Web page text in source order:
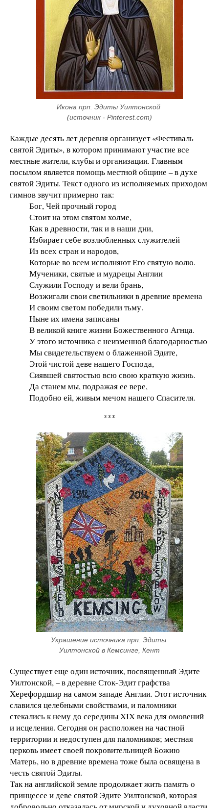
Икона прп. Эдиты Уилтонской
(источник - Pinterest.com)
Каждые десять лет деревня организует «Фестиваль
святой Эдиты», в котором принимают участие все
местные жители, клубы и организации. Главным
посылом является помощь местной общине – в духе
святой Эдиты. Текст одного из исполняемых приходом
гимнов звучит примерно так:
Бог, Чей прочный город
Стоит на этом святом холме,
Как в древности, так и в наши дни,
Избирает себе возлюбленных служителей
Из всех стран и народов,
Которые во всем исполняют Его святую волю.
Мученики, святые и мудрецы Англии
Служили Господу и вели брань,
Возжигали свои светильники в древние времена
И своим светом победили тьму.
Ныне их имена записаны
В великой книге жизни Божественного Агнца.
У этого источника с неизменной благодарностью
Мы свидетельствуем о блаженной Эдите,
Этой чистой деве нашего Господа,
Сиявшей святостью всю свою краткую жизнь.
Да станем мы, подражая ее вере,
Подобно ей, живым мечом нашего Спасителя.
***
Украшение источника прп. Эдиты
Уилтонской в Кемсинге, Кент
Существует еще один источник, посвященный Эдите
Уилтонской, – в деревне Сток-Эдит графства
Херефордшир на самом западе Англии. Этот источник
славился целебными свойствами, и паломники
стекались к нему до середины XIX века для омовений
и исцеления. Сегодня он расположен на частной
территории и недоступен для паломников; местная
церковь имеет своей покровительницей Божию
Матерь, но в древние времена тоже была освящена в
честь святой Эдиты.
Так на английской земле продолжает жить память о
принцессе и деве святой Эдите Уилтонской, которая